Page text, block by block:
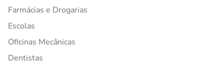
Farmácias e Drogarias
Escolas
Oficinas Mecânicas
Dentistas